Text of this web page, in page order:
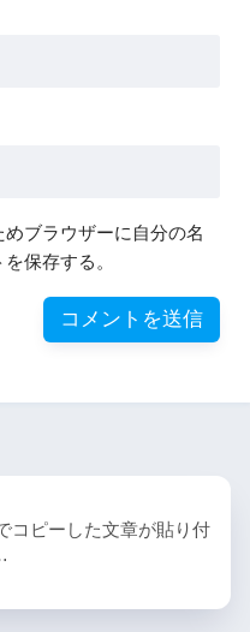
ブラウザーに自分の名
保存する。
コピーした文章が貼り付